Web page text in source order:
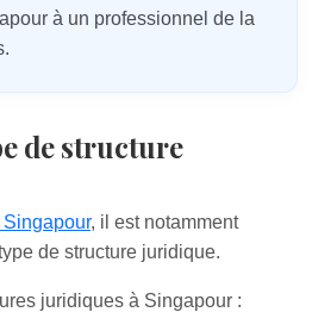
à un professionnel de la
de structure
, il est notamment
de structure juridique.
juridiques à Singapour :